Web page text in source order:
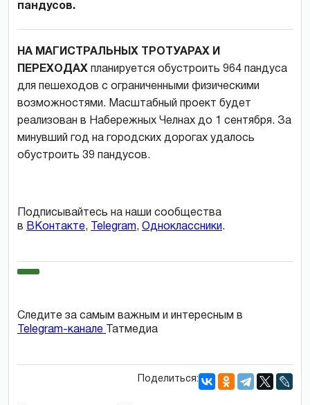
пандусов.
НА МАГИСТРАЛЬНЫХ ТРОТУАРАХ И
ПЕРЕХОДАХ планируется обустроить 964 пандуса
для пешеходов с ограниченными физическими
возможностями. Масштабный проект будет
реализован в Набережных Челнах до 1 сентября. За
минувший год на городских дорогах удалось
обустроить 39 пандусов.
Подписывайтесь на наши сообщества
в ВКонтакте, Telegram, Одноклассники.
Следите за самым важным и интересным в
Telegram-канале
Татмедиа
Поделиться: